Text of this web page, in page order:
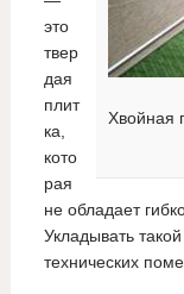
Хвойная
это
твер
дая
плит
ка,
кото
рая
не обладает
Укладывать
технических